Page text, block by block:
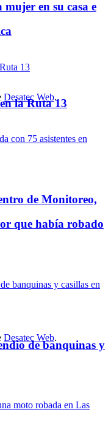
en su casa e
la Ruta 13
de Monitoreo,
que había robado
de banquinas y
Desatec Web.
Desatec Web.